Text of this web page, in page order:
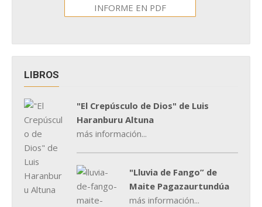
INFORME EN PDF
LIBROS
"El Crepúsculo de Dios" de Luis
Haranburu Altuna
más información...
"Lluvia de Fango” de
Maite Pagazaurtundúa
más información...